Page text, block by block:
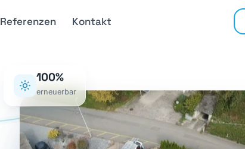
Referenzen Kontakt
100%
erneuerbar